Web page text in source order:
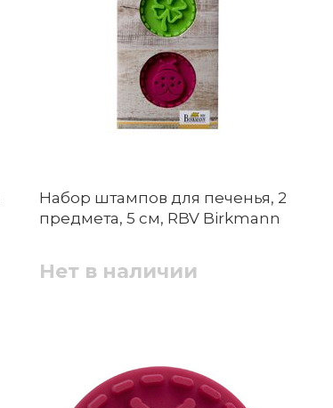
Набор штампов для печенья, 2
предмета, 5 см, RBV Birkmann
Нет в наличии